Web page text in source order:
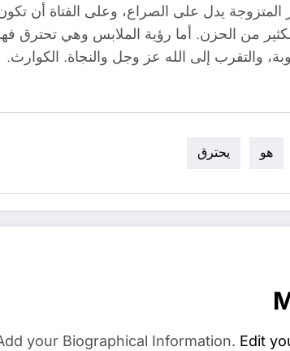
المتزوجة يدل على الصراع، وعلى الفتاة أن
من الحزن. أما رؤية الملابس وهي تحترق
والتقرب إلى الله عز وجل والنجاة. الكوارث.
هو يحترق
your Biographical Information. Edit